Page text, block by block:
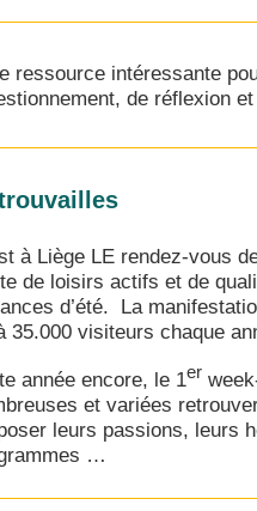
ressource intéressante
de réflexion
à Liège LE rendez-vous
de loisirs actifs et de
d’été. La
35.000 visiteurs chaque
année encore, le 1er
et variées
leurs passions, leurs
…